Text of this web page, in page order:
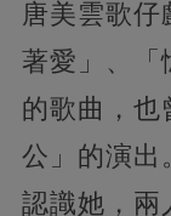
唐美雲歌
著愛」、「
的歌曲，也
公」的演出
認識她，兩